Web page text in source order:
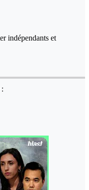
indépendants et